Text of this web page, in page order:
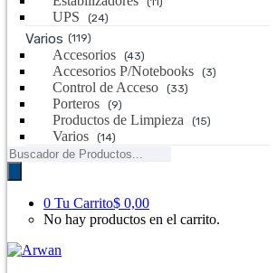
UPS (24)
Varios (119)
Accesorios (43)
Accesorios P/Notebooks (3)
Control de Acceso (33)
Porteros (9)
Productos de Limpieza (15)
Varios (14)
Búsqueda
de
productos
0 Tu Carrito$ 0,00
No hay productos en el carrito.